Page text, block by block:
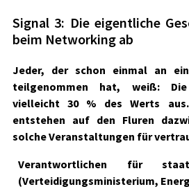
Signal 3: Die eigentliche
beim Networking ab
Jeder, der schon einmal an
teilgenommen hat, weiß:
vielleicht 30 % des Werts
entstehen auf den Fluren
solche Veranstaltungen für
Verantwortlichen für
(Verteidigungsministerium,